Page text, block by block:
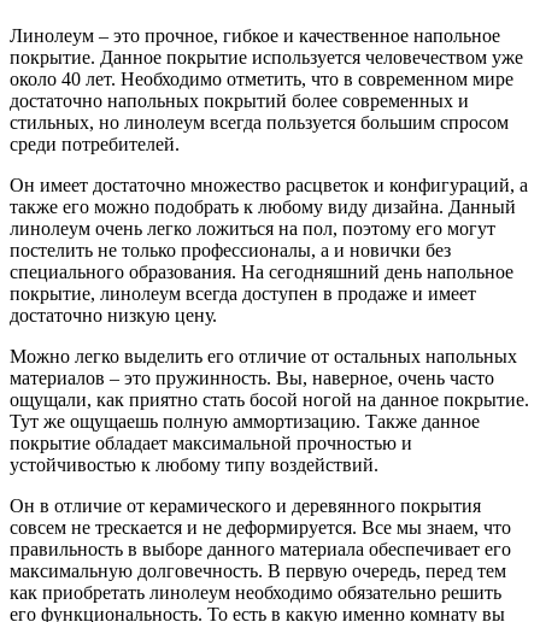
Линолеум – это прочное, гибкое и качественное напольное
покрытие. Данное покрытие используется человечеством уже
около 40 лет. Необходимо отметить, что в современном мире
достаточно напольных покрытий более современных и
стильных, но линолеум всегда пользуется большим спросом
среди потребителей.
Он имеет достаточно множество расцветок и конфигураций, а
также его можно подобрать к любому виду дизайна. Данный
линолеум очень легко ложиться на пол, поэтому его могут
постелить не только профессионалы, а и новички без
специального образования. На сегодняшний день напольное
покрытие, линолеум всегда доступен в продаже и имеет
достаточно низкую цену.
Можно легко выделить его отличие от остальных напольных
материалов – это пружинность. Вы, наверное, очень часто
ощущали, как приятно стать босой ногой на данное покрытие.
Тут же ощущаешь полную аммортизацию. Также данное
покрытие обладает максимальной прочностью и
устойчивостью к любому типу воздействий.
Он в отличие от керамического и деревянного покрытия
совсем не трескается и не деформируется. Все мы знаем, что
правильность в выборе данного материала обеспечивает его
максимальную долговечность. В первую очередь, перед тем
как приобретать линолеум необходимо обязательно решить
его функциональность. То есть в какую именно комнату вы